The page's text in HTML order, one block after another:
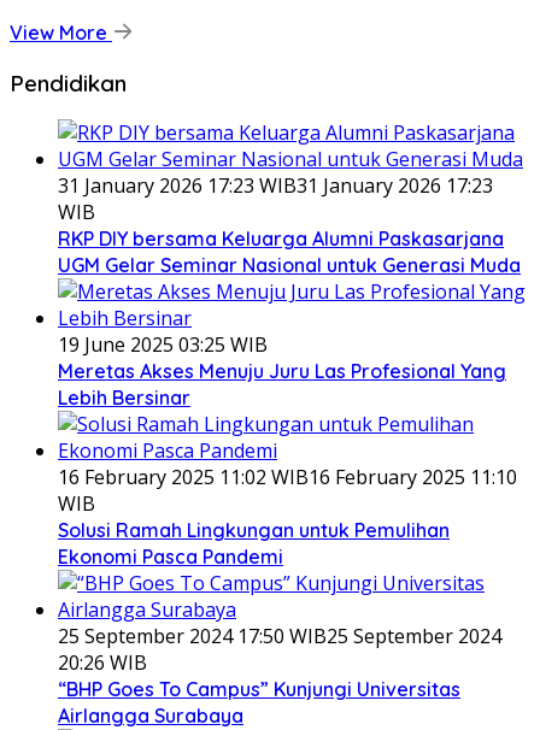
View More
Pendidikan
31 January 2026 17:23 WIB31 January 2026 17:23
WIB
RKP DIY bersama Keluarga Alumni Paskasarjana
UGM Gelar Seminar Nasional untuk Generasi Muda
19 June 2025 03:25 WIB
Meretas Akses Menuju Juru Las Profesional Yang
Lebih Bersinar
16 February 2025 11:02 WIB16 February 2025 11:10
WIB
Solusi Ramah Lingkungan untuk Pemulihan
Ekonomi Pasca Pandemi
25 September 2024 17:50 WIB25 September 2024
20:26 WIB
“BHP Goes To Campus” Kunjungi Universitas
Airlangga Surabaya